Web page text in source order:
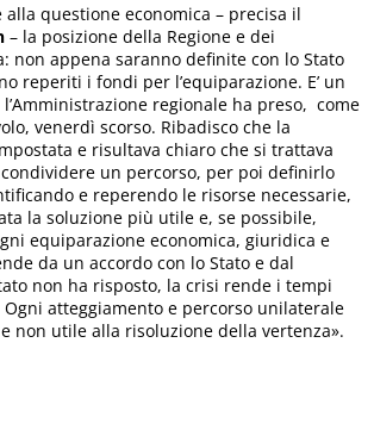
questione economica – precisa il
– la posizione della Regione e dei
non appena saranno definite con lo Stato
reperiti i fondi per l’equiparazione. E’ un
regionale ha preso, come
venerdì scorso. Ribadisco che la
e risultava chiaro che si trattava
un percorso, per poi definirlo
e reperendo le risorse necessarie,
la soluzione più utile e, se possibile,
equiparazione economica, giuridica e
da un accordo con lo Stato e dal
non ha risposto, la crisi rende i tempi
atteggiamento e percorso unilaterale
non utile alla risoluzione della vertenza».